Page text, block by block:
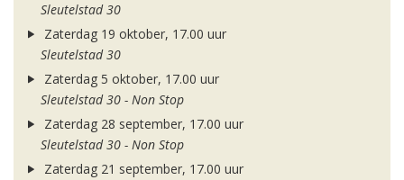
Sleutelstad 30
Zaterdag 19 oktober, 17.00 uur
Sleutelstad 30
Zaterdag 5 oktober, 17.00 uur
Sleutelstad 30 - Non Stop
Zaterdag 28 september, 17.00 uur
Sleutelstad 30 - Non Stop
Zaterdag 21 september, 17.00 uur